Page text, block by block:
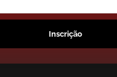
Inscrição